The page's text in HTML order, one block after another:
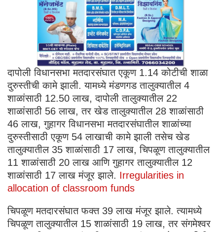
दापोली विधानसभा मतदारसंघात एकूण 1.14 कोटीची शाळा
दुरुस्तीची कामे झाली. यामध्ये मंडणगड तालुक्यातील 4
शाळांसाठी 12.50 लाख, दापोली तालुक्यातील 22
शाळांसाठी 56 लाख, तर खेड तालुक्यातील 28 शाळांसाठी
46 लाख, गुहागर विधानसभा मतदारसंघातील शाळांच्या
दुरुस्तीसाठी एकूण 54 लाखाची कामे झाली तसेच खेड
तालुक्यातील 35 शाळांसाठी 17 लाख, चिपळूण तालुक्यातील
11 शाळांसाठी 20 लाख आणि गुहागर तालुक्यातील 12
शाळांसाठी 17 लाख मंजूर झाले. Irregularities in
allocation of classroom funds
चिपळूण मतदारसंघात फक्त 39 लाख मंजूर झाले. त्यामध्ये
चिपळूण तालुक्यातील 15 शाळांसाठी 19 लाख, तर संगमेश्वर